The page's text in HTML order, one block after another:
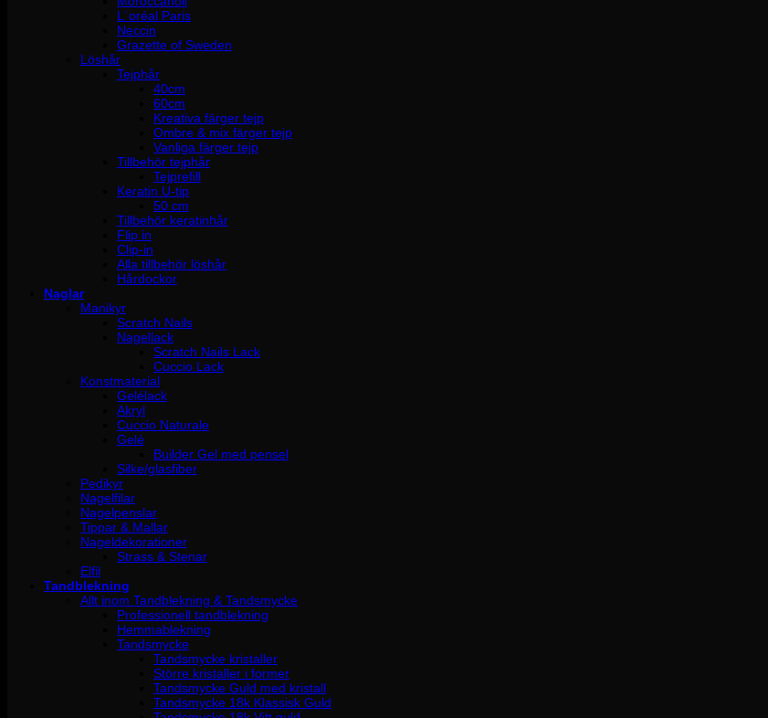
L´oréal Paris
Neccin
Grazette of Sweden
Löshår
Tejphår
40cm
60cm
Kreativa färger tejp
Ombre & mix färger tejp
Vanliga färger tejp
Tillbehör tejphår
Tejprefill
Keratin U-tip
50 cm
Tillbehör keratinhår
Flip in
Clip-in
Alla tillbehör löshår
Hårdockor
Naglar
Manikyr
Scratch Nails
Nagellack
Scratch Nails Lack
Cuccio Lack
Konstmaterial
Gelélack
Akryl
Cuccio Naturale
Gelé
Builder Gel med pensel
Silke/glasfiber
Pedikyr
Nagelfilar
Nagelpenslar
Tippar & Mallar
Nageldekorationer
Strass & Stenar
Elfil
Tandblekning
Allt inom Tandblekning & Tandsmycke
Professionell tandblekning
Hemmablekning
Tandsmycke
Tandsmycke kristaller
Större kristaller i former
Tandsmycke Guld med kristall
Tandsmycke 18k Klassisk Guld